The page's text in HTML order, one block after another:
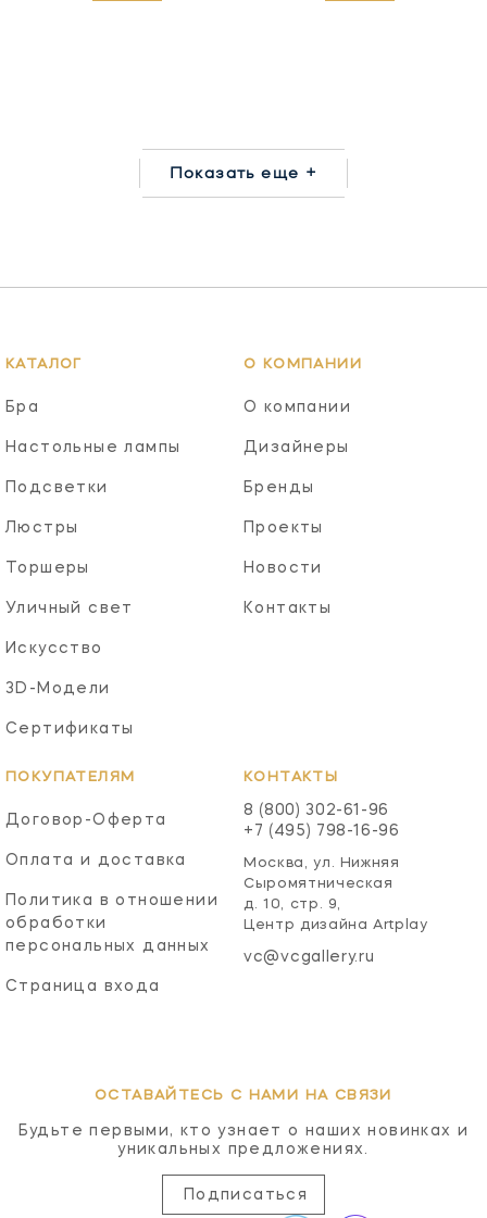
Показать еще +
КАТАЛОГ
Бра
Настольные лампы
Подсветки
Люстры
Торшеры
Уличный свет
Искусство
3D-Модели
Сертификаты
О КОМПАНИИ
О компании
Дизайнеры
Бренды
Проекты
Новости
Контакты
ПОКУПАТЕЛЯМ
Договор-Оферта
Оплата и доставка
Политика в отношении
обработки
персональных данных
Страница входа
КОНТАКТЫ
8 (800) 302-61-96
+7 (495) 798-16-96
Москва, ул. Нижняя
Сыромятническая
д. 10, стр. 9,
Центр дизайна Artplay
vc@vcgallery.ru
ОСТАВАЙТЕСЬ С НАМИ НА СВЯЗИ
Будьте первыми, кто узнает о наших новинках и
уникальных предложениях.
Подписаться